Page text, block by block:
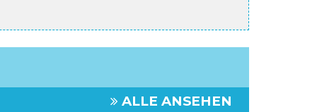
ALLE ANSEHEN